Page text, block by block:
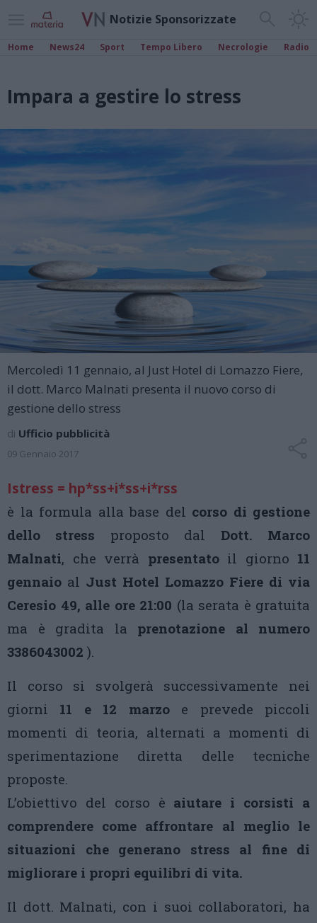
Notizie Sponsorizzate
Home News24 Sport Tempo Libero Necrologie Radio
Impara a gestire lo stress
Mercoledì 11 gennaio, al Just Hotel di Lomazzo Fiere,
il dott. Marco Malnati presenta il nuovo corso di
gestione dello stress
di Ufficio pubblicità
09 Gennaio 2017
Istress = hp*ss+i*ss+i*rss
è la formula alla base del corso di gestione
dello stress proposto dal Dott. Marco
Malnati, che verrà presentatoil giorno 11
gennaio al Just Hotel Lomazzo Fiere di via
Ceresio 49, alle ore 21:00 (la serata è gratuita
ma è gradita la prenotazione al numero
3386043002 ).
Il corso si svolgerà successivamente nei
giorni 11 e 12 marzoe prevede piccoli
momenti di teoria, alternati a momenti di
sperimentazione diretta delle tecniche
proposte.
L’obiettivo del corso è aiutare i corsisti a
comprendere come affrontare al meglio le
situazioni che generano stress al fine di
migliorare i propri equilibri di vita.
Il dott. Malnati, con i suoi collaboratori, ha